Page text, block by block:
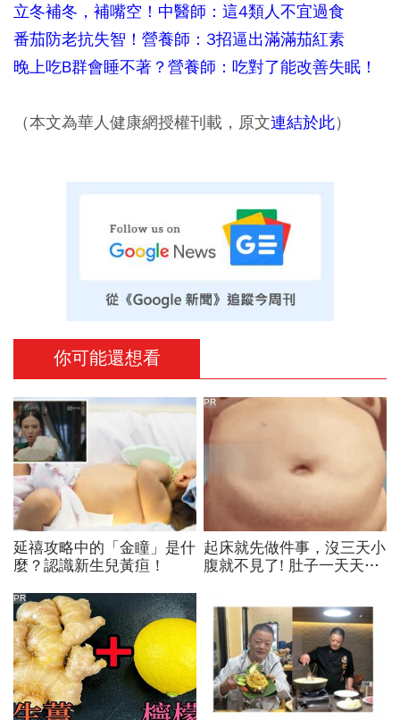
立冬補冬，補嘴空！中醫師：這4類人不宜過食
番茄防老抗失智！營養師：3招逼出滿滿茄紅素
晚上吃B群會睡不著？營養師：吃對了能改善失眠！
（本文為華人健康網授權刊載，原文連結於此）
你可能還想看
延禧攻略中的「金瞳」是什
麼？認識新生兒黃疸！
起床就先做件事，沒三天小
腹就不見了! 肚子一天天變
PR
PR